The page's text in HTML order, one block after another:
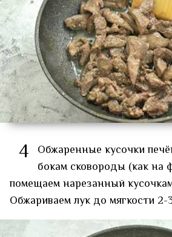
4 Обжаренные кусочки
бокам сковороды (как на
помещаем нарезанный
Обжариваем лук до мягкости